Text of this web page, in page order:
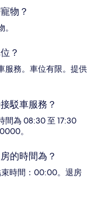
物？
？
服務。車位有限。提供
駁車服務？
間為 08:30 至 17:30
。
的時間為？
時間：00:00。退房